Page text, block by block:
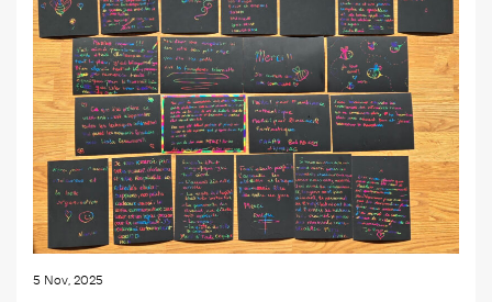
5 Nov, 2025